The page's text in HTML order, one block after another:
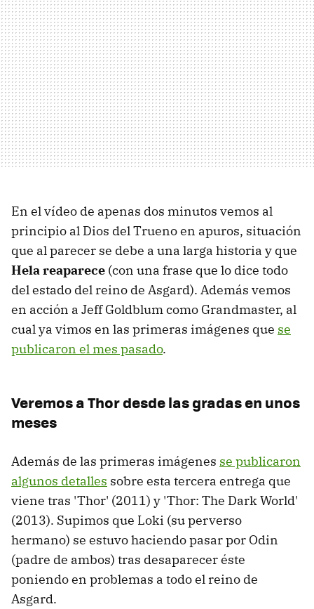
En el vídeo de apenas dos minutos vemos al
principio al Dios del Trueno en apuros, situación
que al parecer se debe a una larga historia y que
Hela reaparece (con una frase que lo dice todo
del estado del reino de Asgard). Además vemos
en acción a Jeff Goldblum como Grandmaster, al
cual ya vimos en las primeras imágenes que se
publicaron el mes pasado.
Veremos a Thor desde las gradas en unos
meses
Además de las primeras imágenes se publicaron
algunos detalles sobre esta tercera entrega que
viene tras 'Thor' (2011) y 'Thor: The Dark World'
(2013). Supimos que Loki (su perverso
hermano) se estuvo haciendo pasar por Odin
(padre de ambos) tras desaparecer éste
poniendo en problemas a todo el reino de
Asgard.